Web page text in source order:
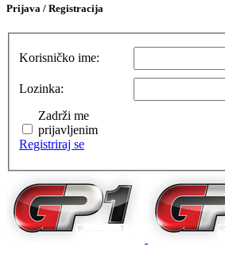
Prijava / Registracija
Korisničko ime:
Lozinka:
Zadrži me
prijavljenim
Registriraj se